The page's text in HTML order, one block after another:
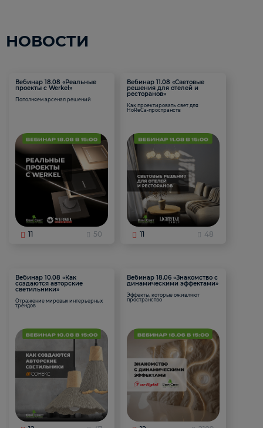
НОВОСТИ
Вебинар 18.08 «Реальные
проекты с Werkel»
Пополняем арсенал решений
11 50
Вебинар 11.08 «Световые
решения для отелей и
ресторанов»
Как проектировать свет для
HoReCa-пространств
11 48
Вебинар 10.08 «Как
создаются авторские
светильники»
Отражение мировых интерьерных
трендов
Вебинар 18.06 «Знакомство с
динамическими эффектами»
Эффекты, которые оживляют
пространство